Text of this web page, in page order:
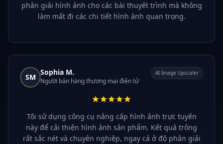
phân giải hình ảnh cho các bài thuyết trình mà không
làm mất đi các chi tiết hình ảnh quan trọng.
SM
Sophia M.
Người bán hàng thương mại điện tử
AI Image Upscaler
Tôi sử dụng công cụ nâng cấp hình ảnh trực tuyến
này để cải thiện hình ảnh sản phẩm. Kết quả trông
rất sắc nét và chuyên nghiệp, ngay cả ở độ phân giải